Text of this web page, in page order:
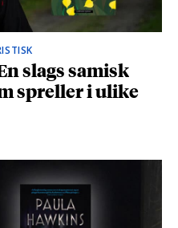
slags samisk
spreller i ulike